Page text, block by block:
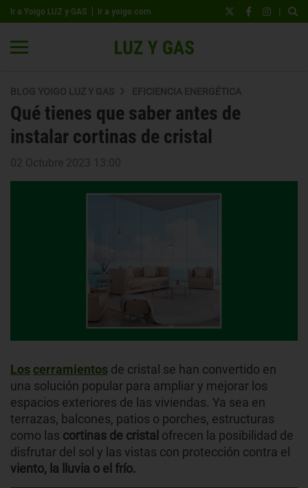
Ir a Yoigo LUZ y GAS Ir a yoigo.com |
BLOG YOIGO LUZ Y GAS EFICIENCIA ENERGÉTICA
Qué tienes que saber antes de
instalar cortinas de cristal
02 Octubre 2023 13:00
Los cerramientos de cristal se han convertido en
una solución popular para ampliar y mejorar los
espacios exteriores de las viviendas. Ya sea en
terrazas, balcones, patios o porches, estructuras
como las cortinas de cristal ofrecen la posibilidad de
disfrutar del sol y las vistas con protección contra el
viento, la lluvia o el frío.